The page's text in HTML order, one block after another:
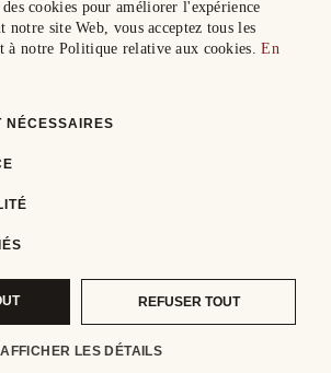
cookies pour améliorer l'expérience
site Web, vous acceptez tous les
à notre Politique relative aux cookies.En
NÉCESSAIRES
REFUSER TOUT
AFFICHER LES DÉTAILS